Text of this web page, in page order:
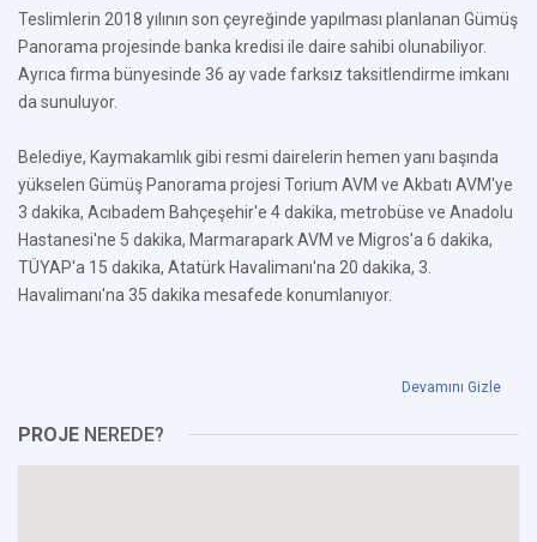
Teslimlerin 2018 yılının son çeyreğinde yapılması planlanan Gümüş
Panorama projesinde banka kredisi ile daire sahibi olunabiliyor.
Ayrıca firma bünyesinde 36 ay vade farksız taksitlendirme imkanı
da sunuluyor.
Belediye, Kaymakamlık gibi resmi dairelerin hemen yanı başında
yükselen Gümüş Panorama projesi Torium AVM ve Akbatı AVM'ye
3 dakika, Acıbadem Bahçeşehir'e 4 dakika, metrobüse ve Anadolu
Hastanesi'ne 5 dakika, Marmarapark AVM ve Migros'a 6 dakika,
TÜYAP'a 15 dakika, Atatürk Havalimanı'na 20 dakika, 3.
Havalimanı'na 35 dakika mesafede konumlanıyor.
Devamını Gizle
PROJE NEREDE?